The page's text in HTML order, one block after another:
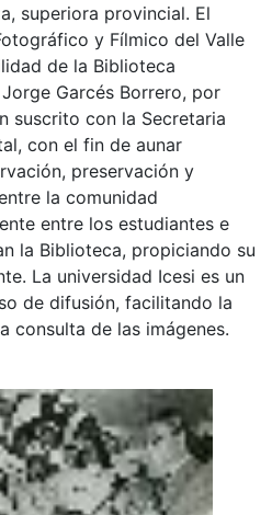
superiora provincial. El
y Fílmico del Valle
de la Biblioteca
Garcés Borrero, por
suscrito con la Secretaria
con el fin de aunar
preservación y
la comunidad
entre los estudiantes e
la Biblioteca, propiciando su
La universidad Icesi es un
de difusión, facilitando la
consulta de las imágenes.